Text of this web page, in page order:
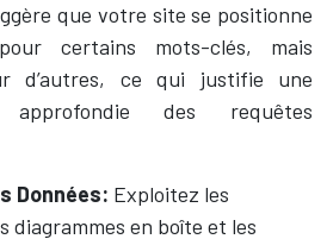
que votre site se positionne
certains mots-clés, mais
d’autres, ce qui justifie une
des requêtes
Données: Exploitez les
diagrammes en boîte et les